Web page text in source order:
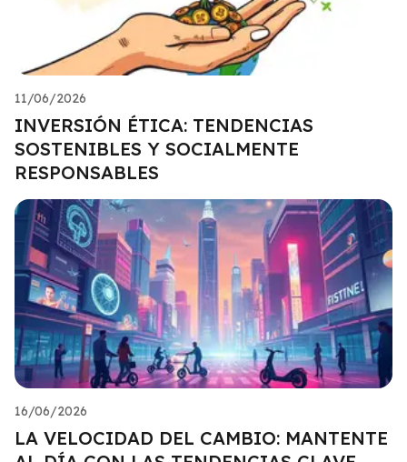
11/06/2026
INVERSIÓN ÉTICA: TENDENCIAS
SOSTENIBLES Y SOCIALMENTE
RESPONSABLES
16/06/2026
LA VELOCIDAD DEL CAMBIO: MANTENTE